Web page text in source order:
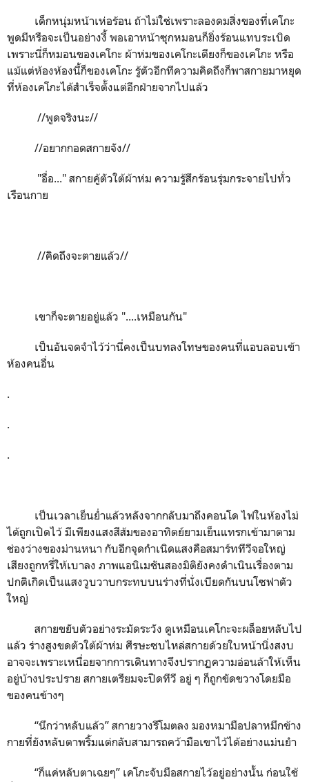
เด็กหนุ่มหน้าเห่อร้อน ถ้าไม่ใช่เพราะลองดมสิ่งของที่เคโกะ
พูดมีหรือจะเป็นอย่างงี้ พอเอาหน้าซุกหมอนก็ยิ่งร้อนแทบระเบิด
เพราะนี่ก็หมอนของเคโกะ ผ้าห่มของเคโกะเตียงก็ของเคโกะ หรือ
แม้แต่ห้องห้องนี้ก็ของเคโกะ รู้ตัวอีกทีความคิดถึงก็พาสกายมาหยุด
ที่ห้องเคโกะได้สำเร็จตั้งแต่อีกฝ่ายจากไปแล้ว
//พูดจริงนะ//
//อยากกอดสกายจัง//
"อื่อ..." สกายคู้ตัวใต้ผ้าห่ม ความรู้สึกร้อนรุ่มกระจายไปทั่ว
เรือนกาย
//คิดถึงจะตายแล้ว//
เขาก็จะตายอยู่แล้ว "....เหมือนกัน"
เป็นอันจดจำไว้ว่านี่คงเป็นบทลงโทษของคนที่แอบลอบเข้า
ห้องคนอื่น
.
.
.
เป็นเวลาเย็นย่ำแล้วหลังจากกลับมาถึงคอนโด ไฟในห้องไม่
ได้ถูกเปิดไว้ มีเพียงแสงสีส้มของอาทิตย์ยามเย็นแทรกเข้ามาตาม
ช่องว่างของม่านหนา กับอีกจุดกำเนิดแสงคือสมาร์ททีวีจอใหญ่
เสียงถูกหรี่ให้เบาลง ภาพแอนิเมชันสองมิติยังคงดำเนินเรื่องตาม
ปกติเกิดเป็นแสงวูบวาบกระทบบนร่างที่นั่งเบียดกันบนโซฟาตัว
ใหญ่
สกายขยับตัวอย่างระมัดระวัง ดูเหมือนเคโกะจะผล็อยหลับไป
แล้ว ร่างสูงขดตัวใต้ผ้าห่ม ศีรษะซบไหล่สกายด้วยใบหน้านิ่งสงบ
อาจจะเพราะเหนื่อยจากการเดินทางจึงปรากฏความอ่อนล้าให้เห็น
อยู่บ้างประปราย สกายเตรียมจะปิดทีวี อยู่ ๆ ก็ถูกขัดขวางโดยมือ
ของคนข้างๆ
“นึกว่าหลับแล้ว” สกายวางรีโมตลง มองหมามือปลาหมึกข้าง
กายที่ยังหลับตาพริ้มแต่กลับสามารถคว้ามือเขาไว้ได้อย่างแม่นยำ
“ก็แค่หลับตาเฉยๆ” เคโกะจับมือสกายไว้อยู่อย่างนั้น ก่อนใช้